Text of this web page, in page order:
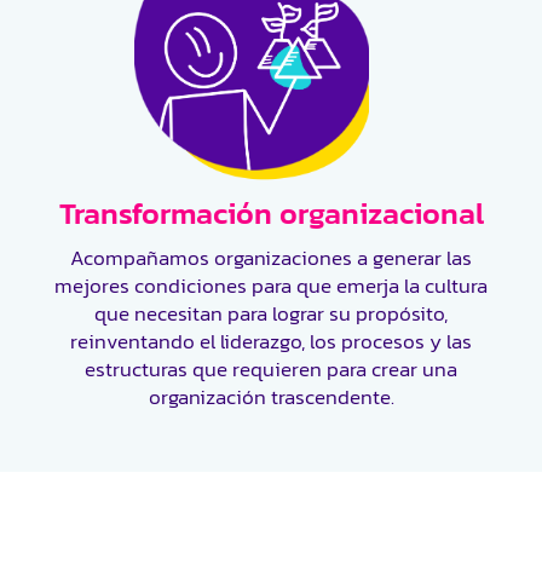
Transformación organizacional
Acompañamos organizaciones a generar las
mejores condiciones para que emerja la cultura
que necesitan para lograr su propósito,
reinventando el liderazgo, los procesos y las
estructuras que requieren para crear una
organización trascendente.